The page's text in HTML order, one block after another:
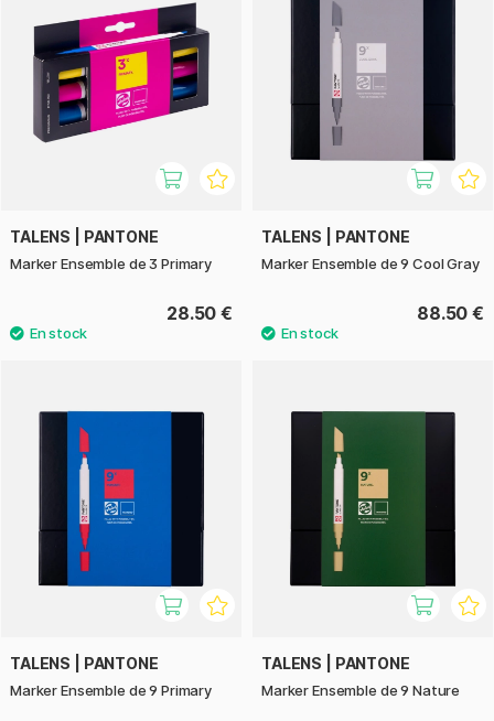
TALENS | PANTONE
Marker Ensemble de 3 Primary
28.50 €
TALENS | PANTONE
Marker Ensemble de 9 Cool Gray
88.50 €
TALENS | PANTONE
Marker Ensemble de 9 Primary
TALENS | PANTONE
Marker Ensemble de 9 Nature